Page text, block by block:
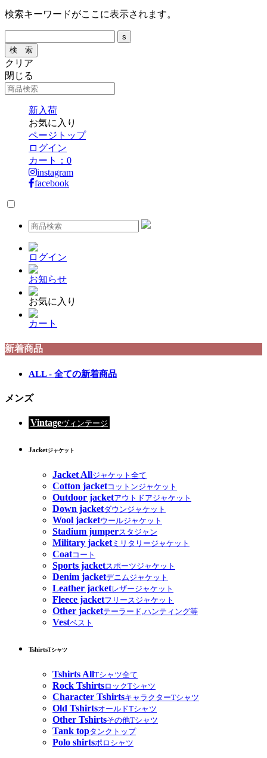
検索キーワードがここに表示されます。
クリア
閉じる
新入荷
お気に入り
ページトップ
ログイン
カート： 0
instagram
facebook
ログイン
お知らせ
お気に入り
カート
新着商品
ALL - 全ての新着商品
メンズ
Vintageヴィンテージ
Jacketジャケット
Jacket Allジャケット全て
Cotton jacketコットンジャケット
Outdoor jacketアウトドアジャケット
Down jacketダウンジャケット
Wool jacketウールジャケット
Stadium jumperスタジャン
Military jacketミリタリージャケット
Coatコート
Sports jacketスポーツジャケット
Denim jacketデニムジャケット
Leather jacketレザージャケット
Fleece jacketフリースジャケット
Other jacketテーラード,ハンティング等
Vestベスト
TshirtsTシャツ
Tshirts AllTシャツ全て
Rock TshirtsロックTシャツ
Character TshirtsキャラクターTシャツ
Old TshirtsオールドTシャツ
Other Tshirtsその他Tシャツ
Tank topタンクトップ
Polo shirtsポロシャツ